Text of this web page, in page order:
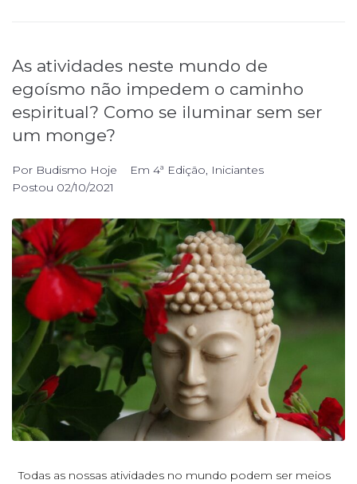
As atividades neste mundo de
egoísmo não impedem o caminho
espiritual? Como se iluminar sem ser
um monge?
Por Budismo Hoje Em 4ª Edição, Iniciantes
Postou 02/10/2021
Todas as nossas atividades no mundo podem ser meios